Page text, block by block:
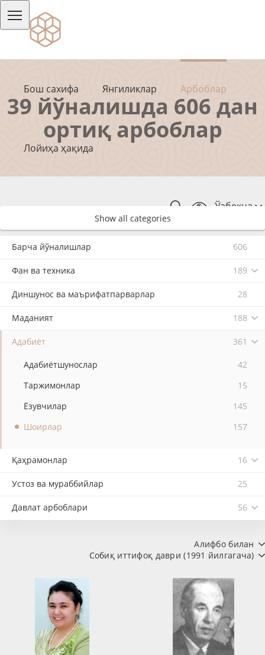
Бош сахифа Янгиликлар Арбоблар
Лойиҳа ҳақида
Ўзбекча
39 йўналишда 606 дан
ортиқ арбоблар
Show all categories
Барча йўналишлар 606
Фан ва техника 189
Диншунос ва маърифатпарварлар 28
Маданият 188
Адабиёт 361
Адабиётшунослар
42
Таржимонлар
15
Ёзувчилар
145
Шоирлар
157
Қаҳрамонлар 16
Устоз ва мураббийлар 25
Давлат арбоблари 56
Алифбо билан
Собиқ иттифоқ даври (1991 йилгагача)